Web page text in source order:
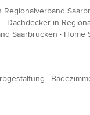
Regionalverband
· Dachdecker in
Saarbrücken · Home
·